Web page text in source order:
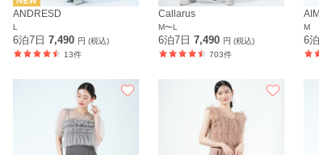
ANDRESD
L
6泊7日 7,490 円 (税込)
13件
Callarus
M〜L
6泊7日 7,490 円 (税込)
703件
M
6